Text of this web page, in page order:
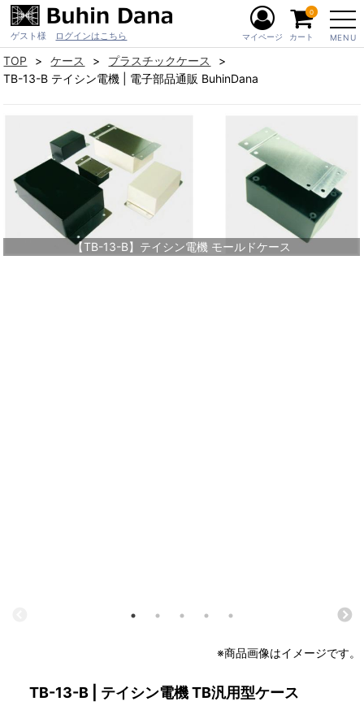
ゲスト様 ログインはこちら MENU
マイページ カート
0
TOP ケース
プラスチックケース
TB-13-B テイシン電機 | 電子部品通販 BuhinDana
【TB-13-B】テイシン電機 モールドケース
※商品画像はイメージです。
TB-13-B | テイシン電機 TB汎用型ケース